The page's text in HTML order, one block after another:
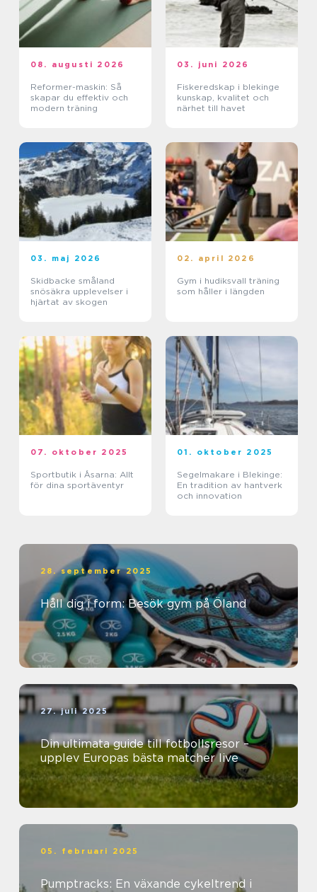
08. augusti 2026
Reformer-maskin: Så
skapar du effektiv och
modern träning
03. juni 2026
Fiskeredskap i blekinge
kunskap, kvalitet och
närhet till havet
03. maj 2026
Skidbacke småland
snösäkra upplevelser i
hjärtat av skogen
02. april 2026
Gym i hudiksvall träning
som håller i längden
07. oktober 2025
Sportbutik i Åsarna: Allt
för dina sportäventyr
01. oktober 2025
Segelmakare i Blekinge:
En tradition av hantverk
och innovation
28. september 2025
Håll dig i form: Besök gym på Öland
27. juli 2025
Din ultimata guide till fotbollsresor –
upplev Europas bästa matcher live
05. februari 2025
Pumptracks: En växande cykeltrend i